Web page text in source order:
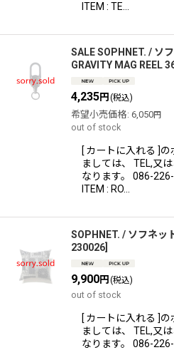
ITEM : TE…
SALE SOPHNET. / ソ
GRAVITY MAG REEL
4,235円 (税込)
希望小売価格: 6,050円
out of stock
[ カートに入れる ]
ましては、 TEL,又
なります。 086-226-
ITEM : RO…
SOPHNET. / ソフネッ
230026
9,900円 (税込)
out of stock
[ カートに入れる ]
ましては、 TEL,又
なります。 086-226-